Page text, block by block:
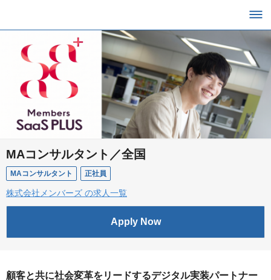
MAコンサルタント／全国
MAコンサルタント 正社員
株式会社メンバーズ の求人一覧
Apply Now
顧客と共に社会変革をリードするデジタル実装パートナー